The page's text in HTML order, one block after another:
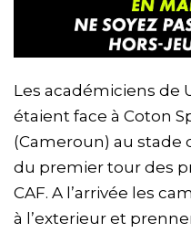
Les académiciens de
étaient face à Coton
(Cameroun) au stade
du premier tour des
CAF. A l’arrivée les
à l’exterieur et